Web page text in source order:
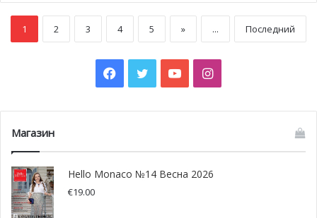
1 2 3 4 5 » ... Последний
Facebook
TwitterYouTubeInstagram
Магазин
Hello Monaco №14 Весна 2026
€19.00